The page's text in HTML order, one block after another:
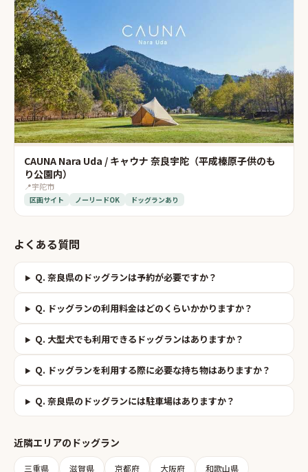
CAUNA Nara Uda / キャウナ 奈良宇陀（平成榛原子供のも
り公園内）
📍宇陀市
区画サイト ノーリードOK ドッグランあり
よくある質問
Q. 奈良県のドッグランは予約が必要ですか？
Q. ドッグランの利用料金はどのくらいかかりますか？
Q. 大型犬でも利用できるドッグランはありますか？
Q. ドッグランを利用する際に必要な持ち物はありますか？
Q. 奈良県のドッグランには駐車場はありますか？
近隣エリアの ドッグラン
三重県 滋賀県 京都府 大阪府 和歌山県